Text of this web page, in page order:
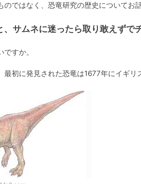
のではなく、恐竜研究の歴史についてお
、サムネに迷ったら取り敢えずで
すか。
最初に発見された恐竜は1677年にイギリ